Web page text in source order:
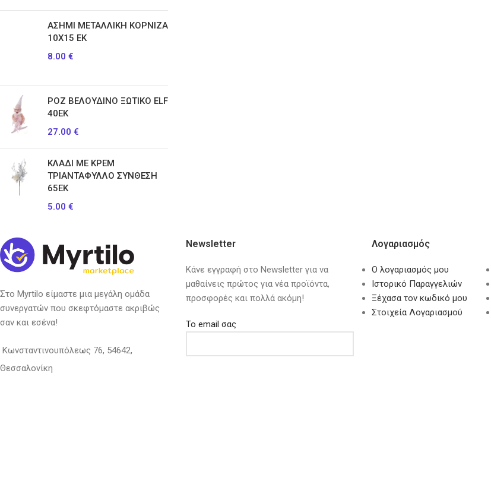
ΑΣΗΜΙ ΜΕΤΑΛΛΙΚΗ ΚΟΡΝΙΖΑ
10Χ15 ΕΚ
8.00 €
ΡΟΖ ΒΕΛΟΥΔΙΝΟ ΞΩΤΙΚΟ ELF
40ΕΚ
27.00 €
ΚΛΑΔΙ ΜΕ ΚΡΕΜ
ΤΡΙΑΝΤΑΦΥΛΛΟ ΣΥΝΘΕΣΗ
65ΕΚ
5.00 €
Στο Myrtilo είμαστε μια μεγάλη ομάδα
συνεργατών που σκεφτόμαστε ακριβώς
σαν και εσένα!
Κωνσταντινουπόλεως 76, 54642,
Θεσσαλονίκη
Newsletter
Κάνε εγγραφή στο Newsletter για να
μαθαίνεις πρώτος για νέα προϊόντα,
προσφορές και πολλά ακόμη!
Το email σας
Λογαριασμός
Ο λογαριασμός μου
Ιστορικό Παραγγελιών
Ξέχασα τον κωδικό μου
Στοιχεία Λογαριασμού